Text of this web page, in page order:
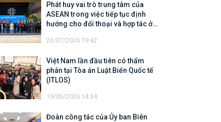
Phát huy vai trò trung tâm của
ASEAN trong việc tiếp tục định
hướng cho đối thoại và hợp tác ở
23/07/2026 19:42
Việt Nam lần đầu tiên có thẩm
phán tại Tòa án Luật Biển Quốc tế
(ITLOS)
19/06/2026 14:34
Đoàn công tác của Ủy ban Biên